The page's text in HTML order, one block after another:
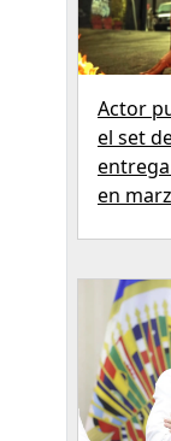
Actor
el set
en